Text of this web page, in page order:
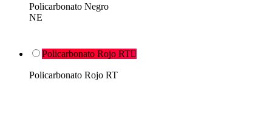
Policarbonato Negro
NE
Policarbonato Rojo RT
Policarbonato Rojo RT